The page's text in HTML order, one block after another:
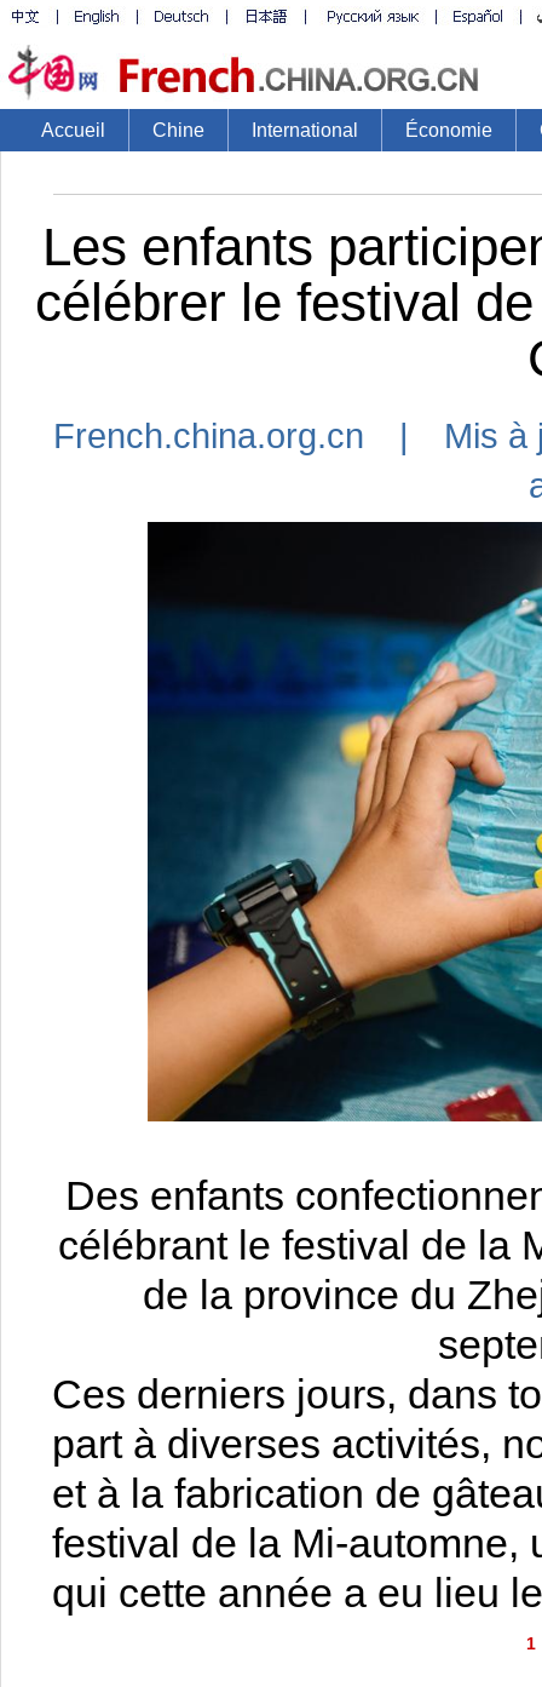
Accueil Chine International Économie
Les enfants
célébrer le festival
French.china.org.cn | Mis
Des enfants
célébrant le festival de la
de la province du
Ces derniers jours, dans
part à diverses activités,
et à la fabrication de
festival de la Mi-automne,
qui cette année a eu lieu
1